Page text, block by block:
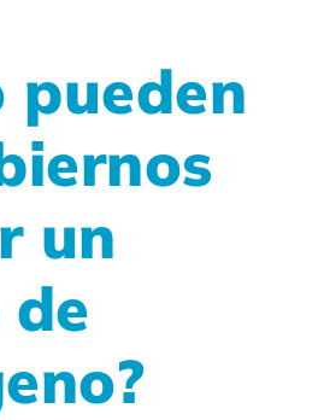
pueden
un